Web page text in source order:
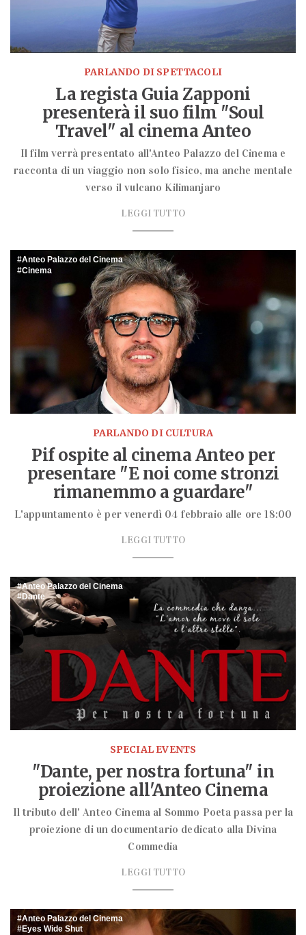
PARLANDO DI SPETTACOLI
La regista Guia Zapponi
presenterà il suo film "Soul
Travel" al cinema Anteo
Il film verrà presentato all'Anteo Palazzo del Cinema e
racconta di un viaggio non solo fisico, ma anche mentale
verso il vulcano Kilimanjaro
LEGGI TUTTO
Anteo Palazzo del Cinema
Cinema
PARLANDO DI CULTURA
Pif ospite al cinema Anteo per
presentare "E noi come stronzi
rimanemmo a guardare"
L'appuntamento è per venerdì 04 febbraio alle ore 18:00
LEGGI TUTTO
Anteo Palazzo del Cinema
Dante
SPECIAL EVENTS
"Dante, per nostra fortuna" in
proiezione all'Anteo Cinema
Il tributo dell' Anteo Cinema al Sommo Poeta passa per la
proiezione di un documentario dedicato alla Divina
Commedia
LEGGI TUTTO
Anteo Palazzo del Cinema
Eyes Wide Shut